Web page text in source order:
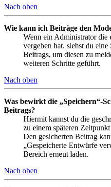
Nach oben
Wie kann ich Beiträge den
Wenn ein Administrator die
vergeben hat, siehst du
Beitrags, um diesen zu
weiteren Schritte geführt.
Nach oben
Was bewirkt die „Speichern“-
Beitrags?
Hiermit kannst du die
zu einem späteren
Den gesicherten Beitrag
„Gespeicherte Entwürfe
Bereich erneut laden.
Nach oben